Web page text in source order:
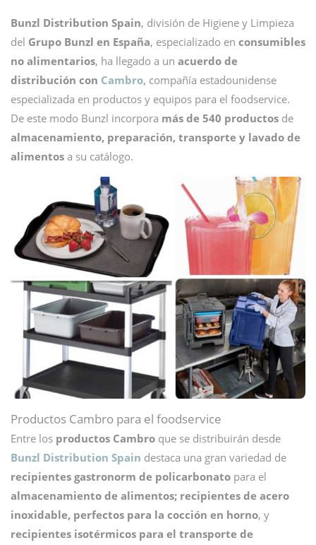
Bunzl Distribution Spain, división de Higiene y Limpieza
del Grupo Bunzl en España, especializado en consumibles
no alimentarios, ha llegado a un acuerdo de
distribución con Cambro, compañía estadounidense
especializada en productos y equipos para el foodservice.
De este modo Bunzl incorpora más de 540 productos de
almacenamiento, preparación, transporte y lavado de
alimentos a su catálogo.
Productos Cambro para el foodservice
Entre los productos Cambro que se distribuirán desde
Bunzl Distribution Spain destaca una gran variedad de
recipientes gastronorm de policarbonato para el
almacenamiento de alimentos; recipientes de acero
inoxidable, perfectos para la cocción en horno, y
recipientes isotérmicos para el transporte de